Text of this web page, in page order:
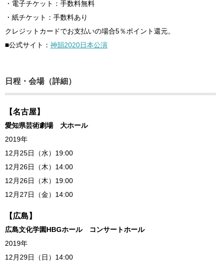
・電子チケット：手数料無料
・紙チケット：手数料あり
クレジットカードでお支払いの場合5％ポイント還元。
■公式サイト： 神韻2020日本公演
日程・会場（詳細）
【名古屋】
愛知県芸術劇場 大ホール
2019年
12月25日（水）19:00
12月26日（木）14:00
12月26日（木）19:00
12月27日（金）14:00
【広島】
広島文化学園HBGホール コンサートホール
2019年
12月29日（日）14:00